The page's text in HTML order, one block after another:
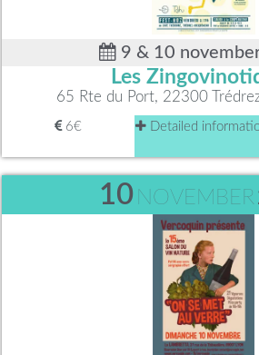
9 & 10
Les
65 Rte du Port, 22300
6€ Detailed
10 NOVEMBER